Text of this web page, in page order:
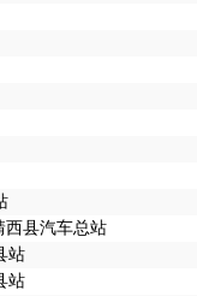
西县汽车总站
站
站